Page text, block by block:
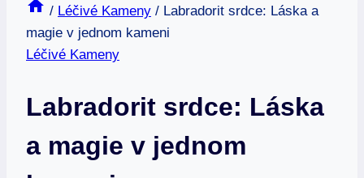
/ Léčivé Kameny / Labradorit srdce: Láska a
magie v jednom kameni
Léčivé Kameny
Labradorit srdce: Láska
a magie v jednom